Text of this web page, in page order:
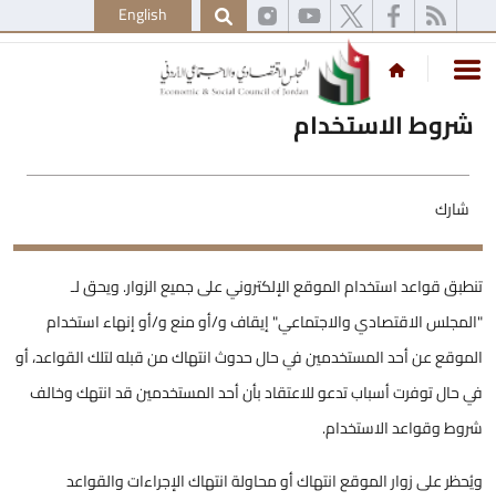
English
شروط الاستخدام
شارك
تنطبق قواعد استخدام الموقع الإلكتروني على جميع الزوار. ويحق لـ
"المجلس الاقتصادي والاجتماعي" إيقاف و/أو منع و/أو إنهاء استخدام
الموقع عن أحد المستخدمين في حال حدوث انتهاك من قبله لتلك القواعد، أو
في حال توفرت أسباب تدعو للاعتقاد بأن أحد المستخدمين قد انتهك وخالف
شروط وقواعد الاستخدام.
ويُحظر على زوار الموقع انتهاك أو محاولة انتهاك الإجراءات والقواعد